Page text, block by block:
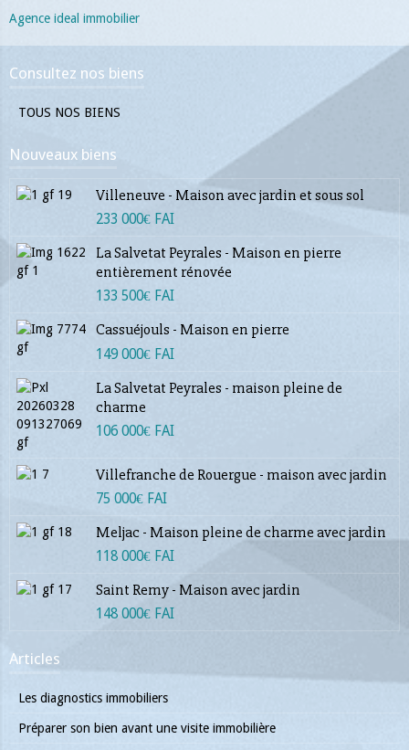
Agence ideal immobilier
Consultez nos biens
TOUS NOS BIENS
Nouveaux biens
Villeneuve - Maison avec jardin et sous sol
233 000€ FAI
La Salvetat Peyrales - Maison en pierre
entièrement rénovée
133 500€ FAI
Cassuéjouls - Maison en pierre
149 000€ FAI
La Salvetat Peyrales - maison pleine de
charme
106 000€ FAI
Villefranche de Rouergue - maison avec jardin
75 000€ FAI
Meljac - Maison pleine de charme avec jardin
118 000€ FAI
Saint Remy - Maison avec jardin
148 000€ FAI
Articles
Les diagnostics immobiliers
Préparer son bien avant une visite immobilière